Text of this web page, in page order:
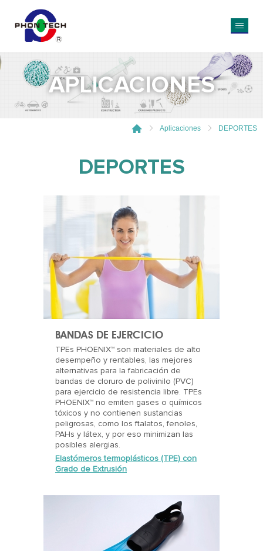
APLICACIONES
Aplicaciones DEPORTES
DEPORTES
BANDAS DE EJERCICIO
TPEs PHOENIX™ son materiales de alto
desempeño y rentables, las mejores
alternativas para la fabricación de
bandas de cloruro de polivinilo (PVC)
para ejercicio de resistencia libre. TPEs
PHOENIX™ no emiten gases o químicos
tóxicos y no contienen sustancias
peligrosas, como los ftalatos, fenoles,
PAHs y látex, y por eso minimizan las
posibles alergias.
Elastómeros termoplásticos (TPE) con
Grado de Extrusión